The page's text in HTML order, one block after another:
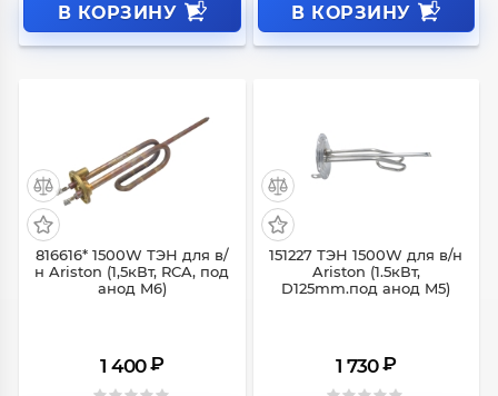
В КОРЗИНУ В КОРЗИНУ
816616* 1500W ТЭН для в/
н Ariston (1,5кВт, RCA, под
анод M6)
1 400 ₽
151227 ТЭН 1500W для в/н
Ariston (1.5кВт,
D125mm.под анод M5)
1 730 ₽